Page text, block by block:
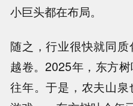
小巨头都在布局。
随之，行业很快就同
越卷。2025年，东方
往年。于是，农夫山